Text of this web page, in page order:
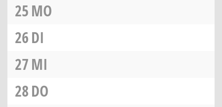
25MO
26DI
27MI
28DO